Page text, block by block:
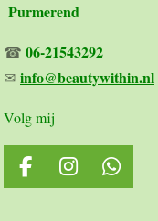
Purmerend
☎ 06-21543292
✉ info@beautywithin.nl
Volg mij
F
a
I
n
W
h